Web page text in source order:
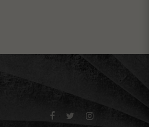
  